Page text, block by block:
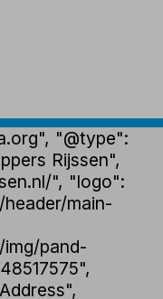
"@type":
Rijssen",
", "logo":
main-
pand-